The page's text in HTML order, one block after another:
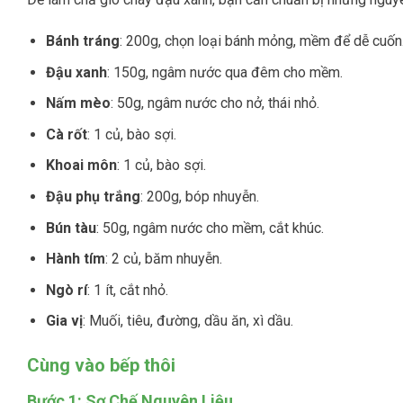
Bánh tráng: 200g, chọn loại bánh mỏng, mềm để dễ
Đậu xanh: 150g, ngâm nước qua đêm cho mềm.
Nấm mèo: 50g, ngâm nước cho nở, thái nhỏ.
Cà rốt: 1 củ, bào sợi.
Khoai môn: 1 củ, bào sợi.
Đậu phụ trắng: 200g, bóp nhuyễn.
Bún tàu: 50g, ngâm nước cho mềm, cắt khúc.
Hành tím: 2 củ, băm nhuyễn.
Ngò rí: 1 ít, cắt nhỏ.
Gia vị: Muối, tiêu, đường, dầu ăn, xì dầu.
Cùng vào bếp thôi